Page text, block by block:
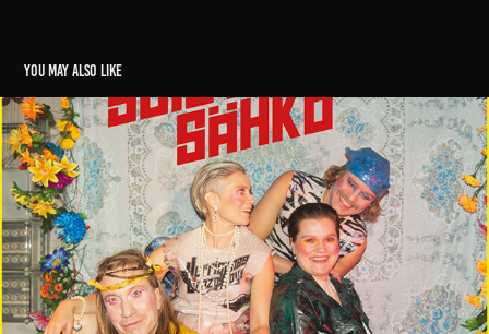
You may also like
Suistamon Sähkö
2021